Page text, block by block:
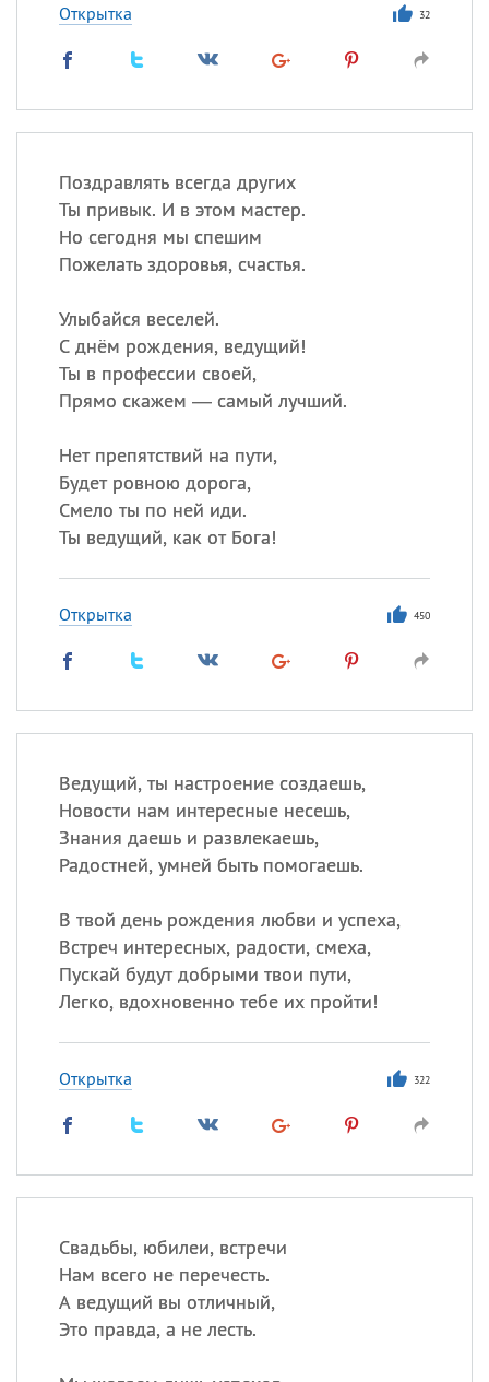
Открытка 32
Поздравлять всегда других
Ты привык. И в этом мастер.
Но сегодня мы спешим
Пожелать здоровья, счастья.
Улыбайся веселей.
С днём рождения, ведущий!
Ты в профессии своей,
Прямо скажем — самый лучший.
Нет препятствий на пути,
Будет ровною дорога,
Смело ты по ней иди.
Ты ведущий, как от Бога!
Открытка 450
Ведущий, ты настроение создаешь,
Новости нам интересные несешь,
Знания даешь и развлекаешь,
Радостней, умней быть помогаешь.
В твой день рождения любви и успеха,
Встреч интересных, радости, смеха,
Пускай будут добрыми твои пути,
Легко, вдохновенно тебе их пройти!
Открытка 322
Свадьбы, юбилеи, встречи
Нам всего не перечесть.
А ведущий вы отличный,
Это правда, а не лесть.